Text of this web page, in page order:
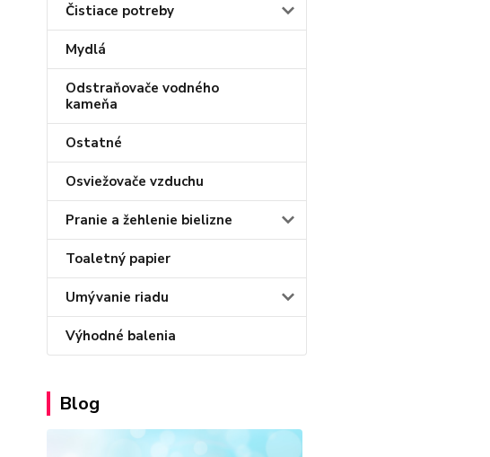
Čistiace potreby
Mydlá
Odstraňovače vodného
kameňa
Ostatné
Osviežovače vzduchu
Pranie a žehlenie bielizne
Toaletný papier
Umývanie riadu
Výhodné balenia
Blog